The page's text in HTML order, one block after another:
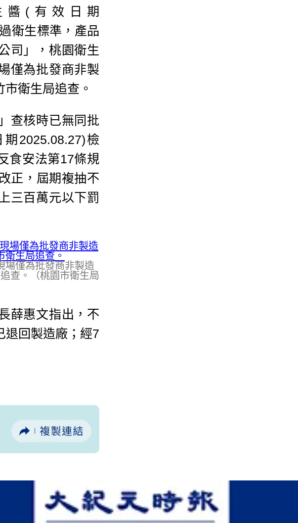
醬(有效日期
衛生標準，產品
司」，桃園衛生
僅為批發商非製
衛生局追查。
查核時已無同批
2025.08.27)檢
食安法第17條規
正，屆期複抽不
三百萬元以下罰
場僅為批發商非製造
查。（桃園市衛生局
薛惠文指出，不
退回製造廠；經7